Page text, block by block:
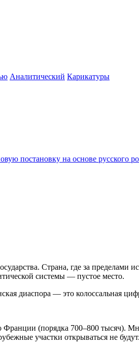
Аналитический Карикатуры
на основе русского рока20:09
Страна, где за пределами
системы — пустое место.
диаспора — это колоссальная
(порядка 700–800 тысяч).
участки открываться не будут.